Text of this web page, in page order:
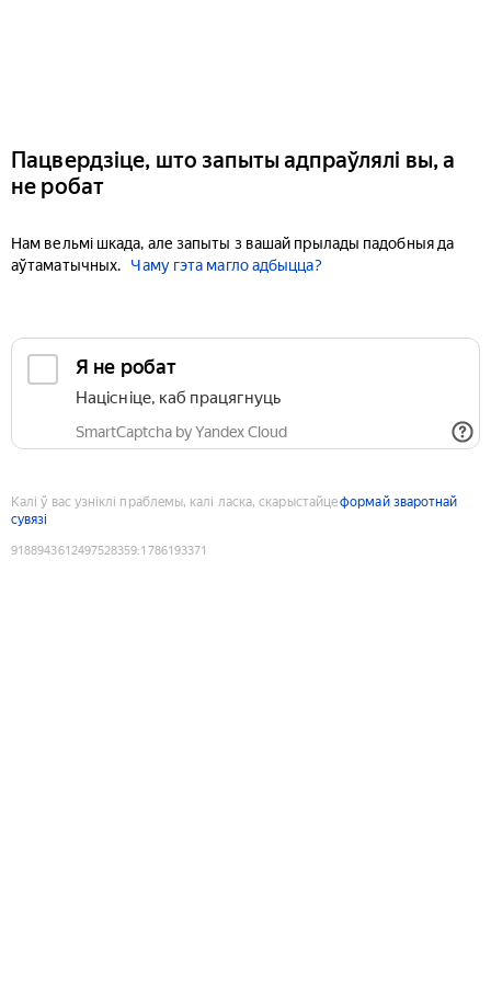
Пацвердзіце, што запыты адпраўлялі вы, а
не робат
Нам вельмі шкада, але запыты з вашай прылады падобныя да
аўтаматычных.
Чаму гэта магло адбыцца?
Я не робат
Націсніце, каб працягнуць
SmartCaptcha by Yandex Cloud
Калі ў вас узніклі праблемы, калі ласка, скарыстайцеформай зваротнай
сувязі
9188943612497528359:1786193371